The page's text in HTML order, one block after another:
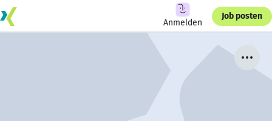
Anmelden
Job posten